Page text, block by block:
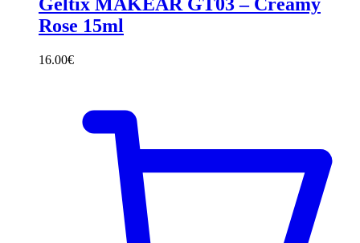
Geltix MAKEAR GT03 – Creamy
Rose 15ml
16.00€